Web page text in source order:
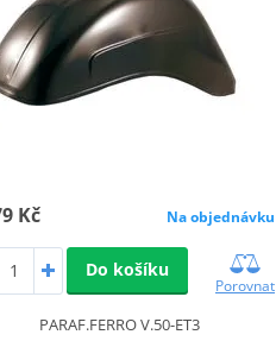
Kč Na objednávku
Do košíku
Porovnat
PARAF.FERRO V.50-ET3